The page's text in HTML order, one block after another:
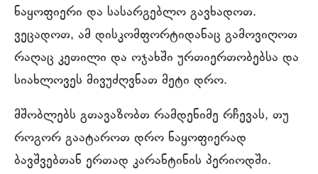
ნაყოფიერი და სასარგებლო გავხადოთ.
ვეცადოთ, ამ დისკომფორტიდანაც გამოვიღოთ
რაღაც კეთილი და ოჯახში ურთიერთობებსა და
სიახლოვეს მივუძღვნათ მეტი დრო.
მშობლებს გთავაზობთ რამდენიმე რჩევას, თუ
როგორ გაატაროთ დრო ნაყოფიერად
ბავშვებთან ერთად კარანტინის პერიოდში.